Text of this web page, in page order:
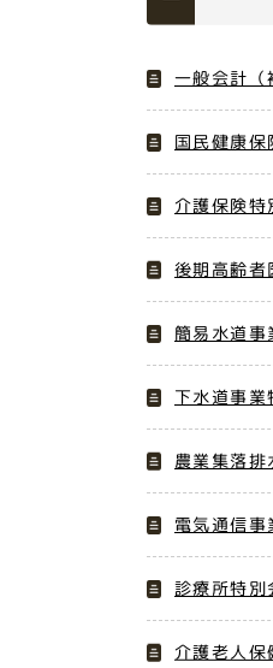
一般会計（
国民健康保
介護保険特
後期高齢者
簡易水道事
下水道事業
農業集落排
電気通信事
診療所特別
介護老人保